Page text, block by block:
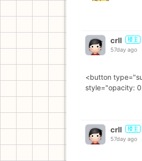
crll 楼主
57day ago
<button
style="opacity:
crll 楼主
57day ago